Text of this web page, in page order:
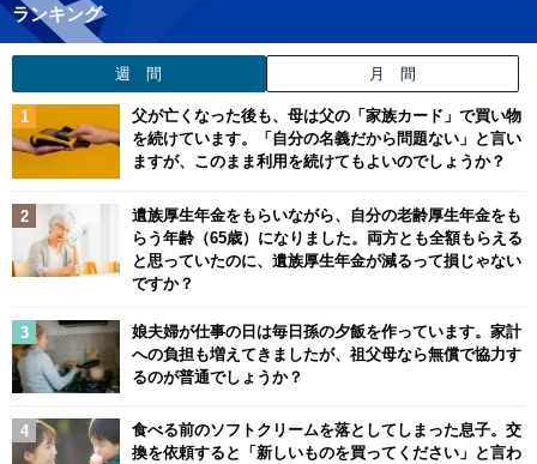
ランキング
週 間 月 間
父が亡くなった後も、母は父の「家族カード」で買い物
を続けています。「自分の名義だから問題ない」と言い
ますが、このまま利用を続けてもよいのでしょうか？
遺族厚生年金をもらいながら、自分の老齢厚生年金をも
らう年齢（65歳）になりました。両方とも全額もらえる
と思っていたのに、遺族厚生年金が減るって損じゃない
ですか？
娘夫婦が仕事の日は毎日孫の夕飯を作っています。家計
への負担も増えてきましたが、祖父母なら無償で協力す
るのが普通でしょうか？
食べる前のソフトクリームを落としてしまった息子。交
換を依頼すると「新しいものを買ってください」と言わ